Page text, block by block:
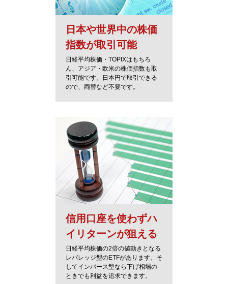
日本や世界中の株価
指数が取引可能
日経平均株価・TOPIXはもちろ
ん、アジア・欧米の株価指数も取
引可能です。日本円で取引できる
ので、両替など不要です。
信用口座を使わずハ
イリターンが狙える
日経平均株価の2倍の値動きとなる
レバレッジ型のETFがあります。そ
してインバース型なら下げ相場の
ときでも利益を追求できます。